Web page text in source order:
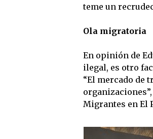
teme un
Ola migratoria
En opinión de
ilegal, es otro
“El mercado de
Migrantes en El